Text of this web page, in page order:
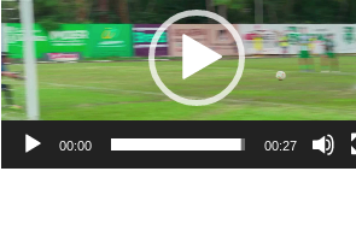
vídeo
00:00 00:27